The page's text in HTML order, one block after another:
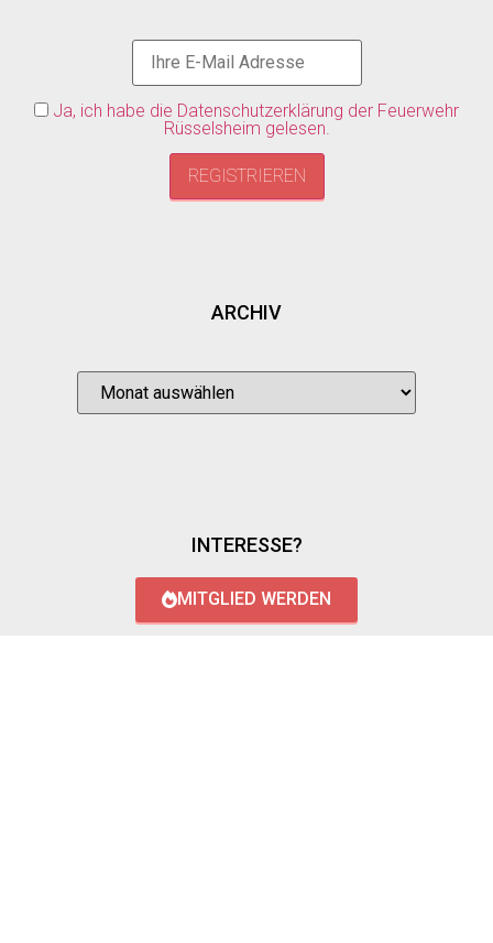
Ja, ich habe die Datenschutzerklärung der Feuerwehr
Rüsselsheim gelesen.
ARCHIV
INTERESSE?
MITGLIED WERDEN